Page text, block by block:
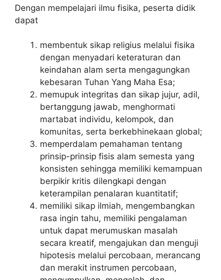
Dengan mempelajari ilmu fisika, peserta didik
dapat
membentuk sikap religius melalui fisika
dengan menyadari keteraturan dan
keindahan alam serta mengagungkan
kebesaran Tuhan Yang Maha Esa;
memupuk integritas dan sikap jujur, adil,
bertanggung jawab, menghormati
martabat individu, kelompok, dan
komunitas, serta berkebhinekaan global;
memperdalam pemahaman tentang
prinsip-prinsip fisis alam semesta yang
konsisten sehingga memiliki kemampuan
berpikir kritis dilengkapi dengan
keterampilan penalaran kuantitatif;
memiliki sikap ilmiah, mengembangkan
rasa ingin tahu, memiliki pengalaman
untuk dapat merumuskan masalah
secara kreatif, mengajukan dan menguji
hipotesis melalui percobaan, merancang
dan merakit instrumen percobaan,